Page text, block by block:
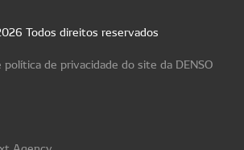
Todos direitos reservados
de privacidade do site da DENSO